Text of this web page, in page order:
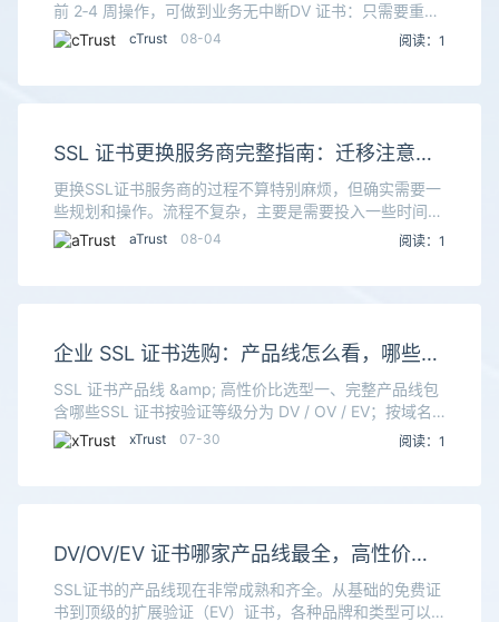
前 2‑4 周操作，可做到业务无中断DV 证书：只需要重新
做域名所有权验证，几分钟‑几十分钟完成，流程简单。
cTrust 08-04 阅读：1
SSL 证书更换服务商完整指南：迁移注意事
项 + 服务商推荐
更换SSL证书服务商的过程不算特别麻烦，但确实需要一
些规划和操作。流程不复杂，主要是需要投入一些时间来
准备和部署。下面是详细的分析和一些服务商的推荐，希
aTrust 08-04 阅读：1
企业 SSL 证书选购：产品线怎么看，哪些证
书值得入手
SSL 证书产品线 &amp; 高性价比选型一、完整产品线包
含哪些SSL 证书按验证等级分为 DV / OV / EV；按域名
覆盖分为单域名、通配符 (Wildcard)、多域名 SAN、IP
xTrust 07-30 阅读：1
DV/OV/EV 证书哪家产品线最全，高性价比
证书推荐
SSL证书的产品线现在非常成熟和齐全。从基础的免费证
书到顶级的扩展验证（EV）证书，各种品牌和类型可以